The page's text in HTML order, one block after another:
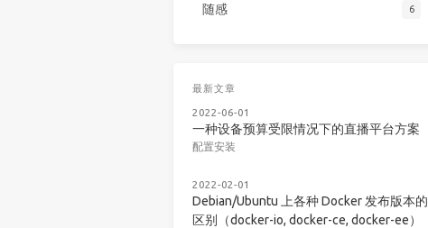
随感 6
最新文章
2022-06-01
一种设备预算受限情况下的直播平台方案
配置安装
2022-02-01
Debian/Ubuntu 上各种 Docker 发布版本的
区别（docker-io, docker-ce, docker-ee）